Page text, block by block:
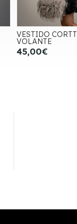
VESTIDO
VOLANTE
45,00€